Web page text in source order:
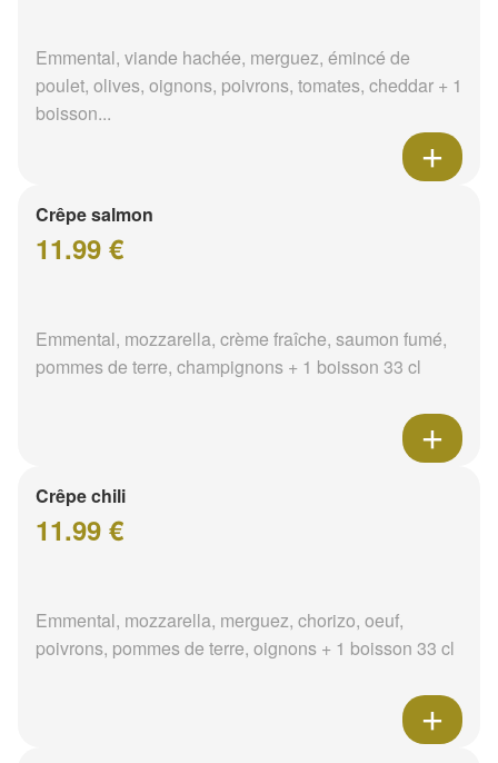
Emmental, viande hachée, merguez, émincé de
poulet, olives, oignons, poivrons, tomates, cheddar + 1
boisson...
Crêpe salmon
11.99 €
Emmental, mozzarella, crème fraîche, saumon fumé,
pommes de terre, champignons + 1 boisson 33 cl
Crêpe chili
11.99 €
Emmental, mozzarella, merguez, chorizo, oeuf,
poivrons, pommes de terre, oignons + 1 boisson 33 cl